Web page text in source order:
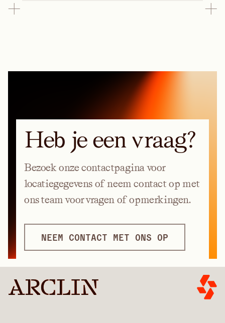
Heb je een vraag?
Bezoek onze contactpagina voor
locatiegegevens of neem contact op met
ons team voor vragen of opmerkingen.
NEEM CONTACT MET ONS OP